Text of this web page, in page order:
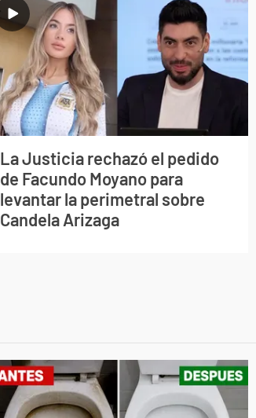
La Justicia rechazó el pedido
de Facundo Moyano para
levantar la perimetral sobre
Candela Arizaga